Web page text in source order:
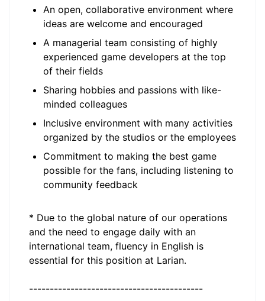
An open, collaborative environment where
ideas are welcome and encouraged
A managerial team consisting of highly
experienced game developers at the top
of their fields
Sharing hobbies and passions with like-
minded colleagues
Inclusive environment with many activities
organized by the studios or the employees
Commitment to making the best game
possible for the fans, including listening to
community feedback
* Due to the global nature of our operations
and the need to engage daily with an
international team, fluency in English is
essential for this position at Larian.
------------------------------------------